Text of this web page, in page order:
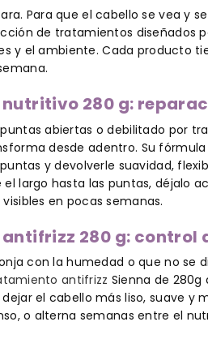
Para que el cabello se vea y
de tratamientos
y el ambiente. Cada producto
280 g:
abiertas o debilitado por
desde adentro. Su
y devolverle suavidad,
largo hasta las puntas, déjalo
en pocas semanas.
280 g: control
con la humedad o que no
antifrizz Sienna de
el cabello más liso, suave y
o alterna semanas entre el